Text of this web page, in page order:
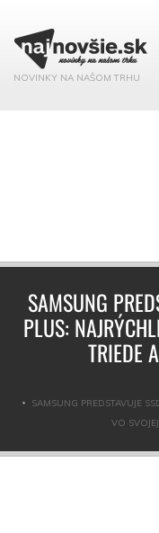
NOVINKY NA NAŠOM TRHU
SAMSUNG
PLUS:
TRIEDE
SAMSUNG PREDSTAVUJE
VO